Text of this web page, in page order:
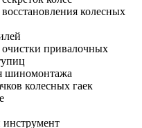
колесных
привалочных
шиномонтажа
колесных гаек